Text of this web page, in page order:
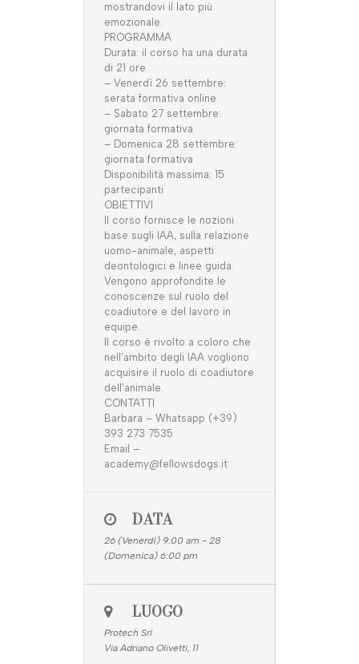
mostrandovi il lato più
emozionale.
PROGRAMMA
Durata: il corso ha una durata
di 21 ore
– Venerdì 26 settembre:
serata formativa online
– Sabato 27 settembre:
giornata formativa
– Domenica 28 settembre:
giornata formativa
Disponibilità massima: 15
partecipanti
OBIETTIVI
Il corso fornisce le nozioni
base sugli IAA, sulla relazione
uomo-animale, aspetti
deontologici e linee guida.
Vengono approfondite le
conoscenze sul ruolo del
coadiutore e del lavoro in
equipe.
Il corso è rivolto a coloro che
nell’ambito degli IAA vogliono
acquisire il ruolo di coadiutore
dell’animale.
CONTATTI
Barbara – Whatsapp (+39)
393 273 7535
Email –
academy@fellowsdogs.it
DATA
26 (Venerdì) 9:00 am - 28
(Domenica) 6:00 pm
LUOGO
Protech Srl
Via Adriano Olivetti, 11